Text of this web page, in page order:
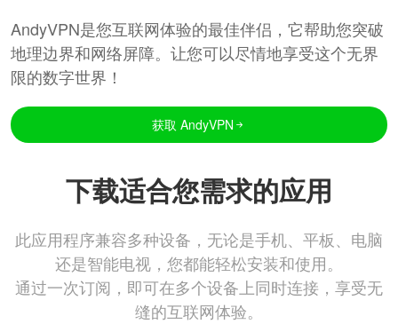
AndyVPN是您互联网体验的最佳伴侣，它帮助您突破
地理边界和网络屏障。让您可以尽情地享受这个无界
限的数字世界！
获取 AndyVPN
下载适合您需求的应用
此应用程序兼容多种设备，无论是手机、平板、电脑
还是智能电视，您都能轻松安装和使用。
通过一次订阅，即可在多个设备上同时连接，享受无
缝的互联网体验。